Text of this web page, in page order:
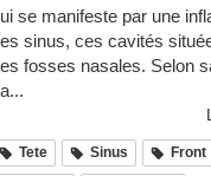
se manifeste par une
sinus, ces cavités
fosses nasales. Selon
Tete Sinus Front